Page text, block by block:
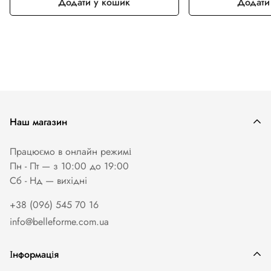
Наш магазин
Працюємо в онлайн режимі
Пн - Пт — з 10:00 до 19:00
Сб - Нд — вихiднi
+38 (096) 545 70 16
info@belleforme.com.ua
Інформація